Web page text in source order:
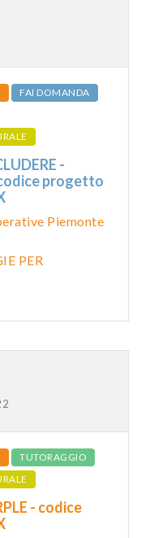
FAI DOMANDA
-
progetto
Piemonte
PER
TUTORAGGIO
- codice